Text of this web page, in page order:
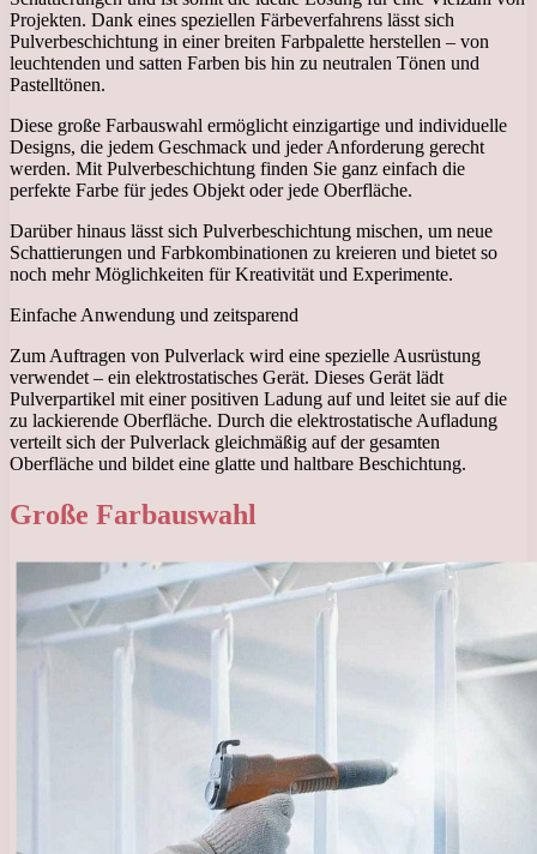
Projekten. Dank eines speziellen Färbeverfahrens lässt sich
Pulverbeschichtung in einer breiten Farbpalette herstellen – von
leuchtenden und satten Farben bis hin zu neutralen Tönen und
Pastelltönen.
Diese große Farbauswahl ermöglicht einzigartige und individuelle
Designs, die jedem Geschmack und jeder Anforderung gerecht
werden. Mit Pulverbeschichtung finden Sie ganz einfach die
perfekte Farbe für jedes Objekt oder jede Oberfläche.
Darüber hinaus lässt sich Pulverbeschichtung mischen, um neue
Schattierungen und Farbkombinationen zu kreieren und bietet so
noch mehr Möglichkeiten für Kreativität und Experimente.
Einfache Anwendung und zeitsparend
Zum Auftragen von Pulverlack wird eine spezielle Ausrüstung
verwendet – ein elektrostatisches Gerät. Dieses Gerät lädt
Pulverpartikel mit einer positiven Ladung auf und leitet sie auf die
zu lackierende Oberfläche. Durch die elektrostatische Aufladung
verteilt sich der Pulverlack gleichmäßig auf der gesamten
Oberfläche und bildet eine glatte und haltbare Beschichtung.
Große Farbauswahl